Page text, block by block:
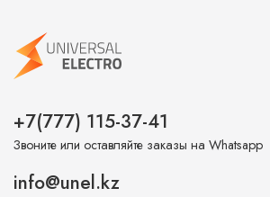
+7(777) 115-37-41
Звоните или оставляйте заказы на Whatsapp
info@unel.kz